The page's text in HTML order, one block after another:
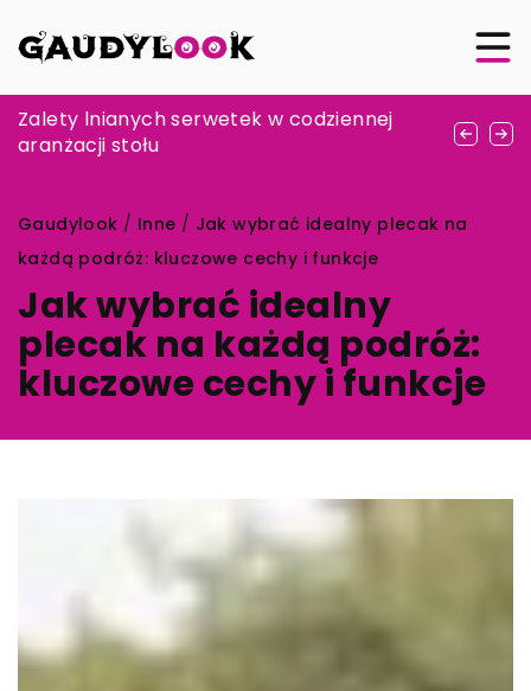
Jak zdiagnozować cukrzycę? – objawy i
metody badania
Zalety lnianych serwetek w codziennej
aranżacji stołu
Praktyczne porady w wyborze biżuterii
ślubnej
Gaudylook / Inne / Jak wybrać idealny plecak na
każdą podróż: kluczowe cechy i funkcje
Jak wybrać idealny
plecak na każdą podróż:
kluczowe cechy i funkcje